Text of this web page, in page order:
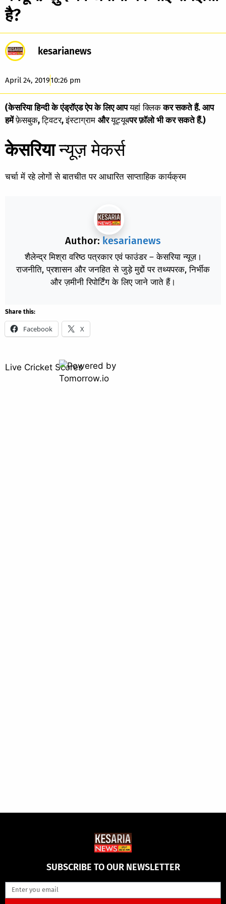
है?
kesarianews
April 24, 201910:26 pm
(केसरिया हिन्दी के एंड्रॉएड ऐप के लिए आपयहां क्लिककर सकते हैं. आप
हमेंफ़ेसबुक,ट्विटर,इंस्टाग्राम औरयूट्यूबपर फ़ॉलो भी कर सकते हैं.)
केसरियान्यूज़ मेकर्स
चर्चा में रहे लोगों से बातचीत पर आधारित साप्ताहिक कार्यक्रम
Author: kesarianews
शैलेन्द्र मिश्रा वरिष्ठ पत्रकार एवं फाउंडर – केसरिया न्यूज़।
राजनीति, प्रशासन और जनहित से जुड़े मुद्दों पर तथ्यपरक, निर्भीक
और ज़मीनी रिपोर्टिंग के लिए जाने जाते हैं।
Share this:
Facebook X
Live Cricket Scores
SUBSCRIBE TO OUR NEWSLETTER